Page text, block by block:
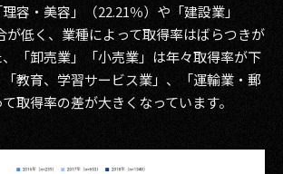
容・美容」（22.21％）や「建設業」
が低く、業種によって取得率はばらつきが
「卸売業」「小売業」は年々取得率が下
教育、学習サービス業」、「運輸業・郵
取得率の差が大きくなっています。